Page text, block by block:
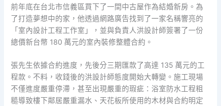
前年底在台北市信義區買下了一間中古屋作為結婚新房。為
了打造夢想中的家，他透過網路廣告找到了一家名稱響亮的
「室內設計工程工作室」，並與負責人洪設計師簽署了一份
總價新台幣 180 萬元的室內裝修整體合約。
張先生依據合約進度，先後分三期匯款了高達 135 萬元的工
程款。不料，收錢後的洪設計師態度開始大轉變。施工現場
不僅進度嚴重停滯，甚至出現嚴重的瑕疵：浴室防水工程粗
糙導致樓下鄰居嚴重漏水、天花板所使用的木材與合約明定